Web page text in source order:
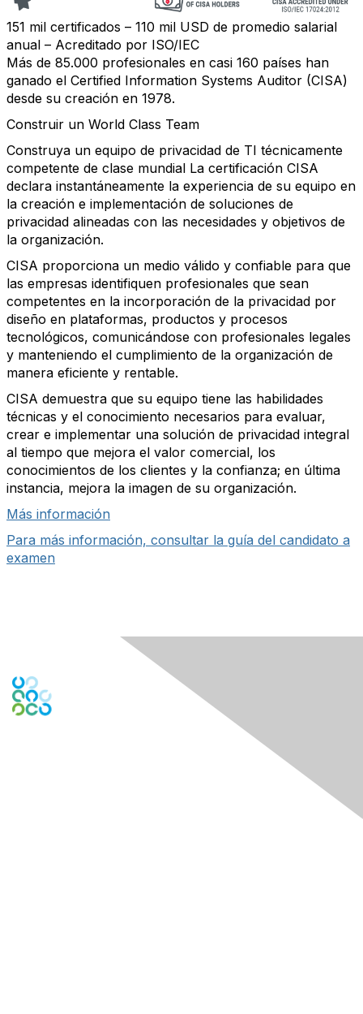
151 mil certificados – 110 mil USD de promedio salarial
anual – Acreditado por ISO/IEC
Más de 85.000 profesionales en casi 160 países han
ganado el Certified Information Systems Auditor (CISA)
desde su creación en 1978.
Construir un World Class Team
Construya un equipo de privacidad de TI técnicamente
competente de clase mundial La certificación CISA
declara instantáneamente la experiencia de su equipo en
la creación e implementación de soluciones de
privacidad alineadas con las necesidades y objetivos de
la organización.
CISA proporciona un medio válido y confiable para que
las empresas identifiquen profesionales que sean
competentes en la incorporación de la privacidad por
diseño en plataformas, productos y procesos
tecnológicos, comunicándose con profesionales legales
y manteniendo el cumplimiento de la organización de
manera eficiente y rentable.
CISA demuestra que su equipo tiene las habilidades
técnicas y el conocimiento necesarios para evaluar,
crear e implementar una solución de privacidad integral
al tiempo que mejora el valor comercial, los
conocimientos de los clientes y la confianza; en última
instancia, mejora la imagen de su organización.
Más información
Para más información, consultar la guía del candidato a
examen